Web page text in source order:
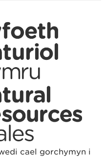
cael gorchymyn i